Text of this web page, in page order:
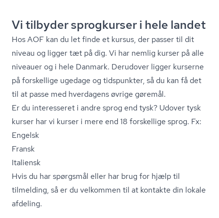
Vi tilbyder sprogkurser i hele landet
Hos AOF kan du let finde et kursus, der passer til dit
niveau og ligger tæt på dig. Vi har nemlig kurser på alle
niveauer og i hele Danmark. Derudover ligger kurserne
på forskellige ugedage og tidspunkter, så du kan få det
til at passe med hverdagens øvrige gøremål.
Er du interesseret i andre sprog end tysk? Udover tysk
kurser har vi kurser i mere end 18 forskellige sprog. Fx:
Engelsk
Fransk
Italiensk
Hvis du har spørgsmål eller har brug for hjælp til
tilmelding, så er du velkommen til at kontakte din lokale
afdeling.